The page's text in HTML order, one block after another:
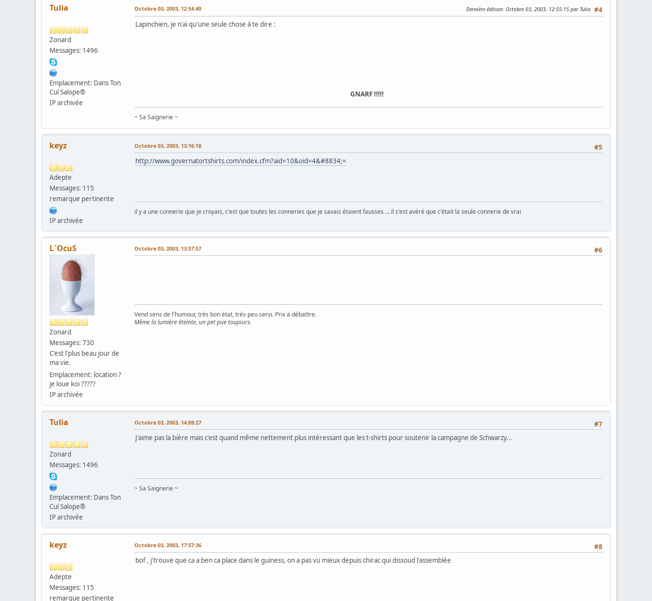
Tulia
Zonard
Messages: 1496
Emplacement: Dans Ton
Cul Salope®
IP archivée
#4
Octobre 03, 2003, 12:54:40 Dernière édition: Octobre 03, 2003, 12:55:15 par Tulia
Lapinchien, je n'ai qu'une seule chose à te dire :
GNARF !!!!!
~ Sa Saignerie ~
keyz
Adepte
Messages: 115
remarque pertinente
IP archivée
#5
Octobre 03, 2003, 13:16:18
http://www.governatortshirts.com/index.cfm?aid=10&oid=4&#8834;=
il y a une connerie que je croyais, c'est que toutes les conneries que je savais étaient fausses ... il s'est avéré que c'était la seule connerie de vrai
L`OcuS
Zonard
Messages: 730
C'est l'plus beau jour de
ma vie.
Emplacement: location ?
je loue koi ?????
IP archivée
#6
Octobre 03, 2003, 13:57:57
Vend sens de l'humour, très bon état, très peu servi. Prix à débattre.
Même la lumière éteinte, un pet pue toujours.
Tulia
Zonard
Messages: 1496
Emplacement: Dans Ton
Cul Salope®
IP archivée
#7
Octobre 03, 2003, 14:09:27
J'aime pas la bière mais c'est quand même nettement plus intéressant que les t-shirts pour soutenir la campagne de Schwarzy...
~ Sa Saignerie ~
keyz
Adepte
Messages: 115
remarque pertinente
#8
Octobre 03, 2003, 17:57:36
bof , j'trouve que ca a ben ca place dans le guiness, on a pas vu mieux depuis chirac qui dissoud l'assemblée